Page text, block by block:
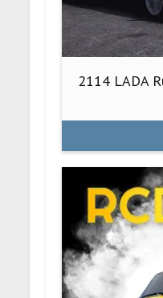
2114 LADA